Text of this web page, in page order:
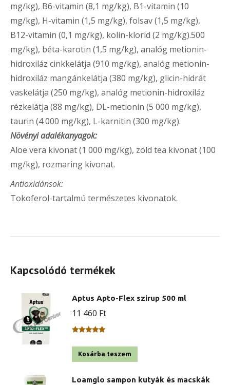
mg/kg), B6-vitamin (8,1 mg/kg), B1-vitamin (10
mg/kg), H-vitamin (1,5 mg/kg), folsav (1,5 mg/kg),
B12-vitamin (0,1 mg/kg), kolin-klorid (2 mg/kg).500
mg/kg), béta-karotin (1,5 mg/kg), analóg metionin-
hidroxiláz cinkkelátja (910 mg/kg), analóg metionin-
hidroxiláz mangánkelátja (380 mg/kg), glicin-hidrát
vaskelátja (250 mg/kg), analóg metionin-hidroxiláz
rézkelátja (88 mg/kg), DL-metionin (5 000 mg/kg),
taurin (4 000 mg/kg), L-karnitin (300 mg/kg).
Növényi adalékanyagok:
Aloe vera kivonat (1 000 mg/kg), zöld tea kivonat (100
mg/kg), rozmaring kivonat.
Antioxidánsok:
Tokoferol-tartalmú természetes kivonatok.
Kapcsolódó termékek
Aptus Apto-Flex szirup 500 ml
11 460 Ft
5.00/ 5
Kosárba teszem
Loamglo sampon kutyák és macskák